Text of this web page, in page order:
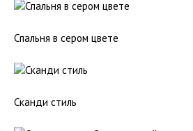
Спальня в сером цвете
Сканди стиль